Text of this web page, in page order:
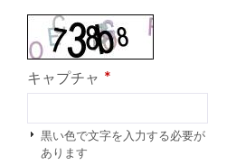
キャプチャ *
黒い色で文字を入力する必要が
あります